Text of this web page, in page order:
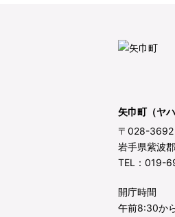
矢巾町（ヤ
〒028-3692
岩手県紫波
TEL：019-
開庁時間
午前8:30か